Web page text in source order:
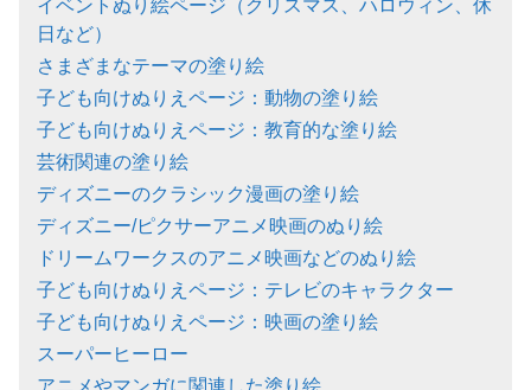
イベントぬり絵ページ（クリスマス、ハロウィン、休
日など）
さまざまなテーマの塗り絵
子ども向けぬりえページ：動物の塗り絵
子ども向けぬりえページ：教育的な塗り絵
芸術関連の塗り絵
ディズニーのクラシック漫画の塗り絵
ディズニー/ピクサーアニメ映画のぬり絵
ドリームワークスのアニメ映画などのぬり絵
子ども向けぬりえページ：テレビのキャラクター
子ども向けぬりえページ：映画の塗り絵
スーパーヒーロー
アニメやマンガに関連した塗り絵